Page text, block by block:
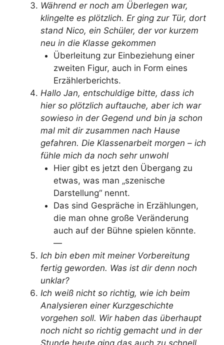
Während er noch am Überlegen war,
klingelte es plötzlich. Er ging zur Tür, dort
stand Nico, ein Schüler, der vor kurzem
neu in die Klasse gekommen
Überleitung zur Einbeziehung einer
zweiten Figur, auch in Form eines
Erzählerberichts.
Hallo Jan, entschuldige bitte, dass ich
hier so plötzlich auftauche, aber ich war
sowieso in der Gegend und bin ja schon
mal mit dir zusammen nach Hause
gefahren. Die Klassenarbeit morgen – ich
fühle mich da noch sehr unwohl
Hier gibt es jetzt den Übergang zu
etwas, was man „szenische
Darstellung“ nennt.
Das sind Gespräche in Erzählungen,
die man ohne große Veränderung
auch auf der Bühne spielen könnte.
—
Ich bin eben mit meiner Vorbereitung
fertig geworden. Was ist dir denn noch
unklar?
Ich weiß nicht so richtig, wie ich beim
Analysieren einer Kurzgeschichte
vorgehen soll. Wir haben das überhaupt
noch nicht so richtig gemacht und in der
Stunde heute ging das auch zu schnell